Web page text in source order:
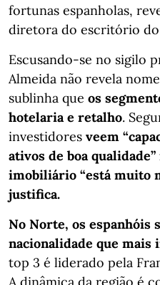
fortunas espanholas,
diretora do escritório do
Escusando-se no sigilo
Almeida não revela
sublinha que os
hotelaria e retalho.
investidores veem
ativos de boa
imobiliário “está muito
justifica.
No Norte, os espanhóis
nacionalidade que
top 3 é liderado pela
A dinâmica da região é